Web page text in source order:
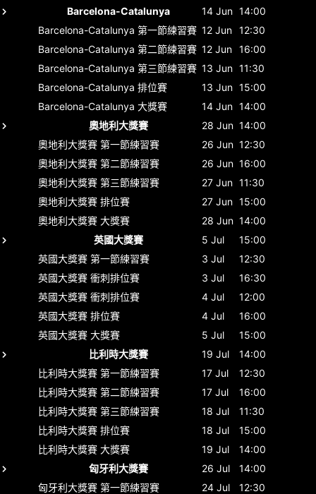
Barcelona-Catalunya
14 Jun 14:00
Barcelona-Catalunya 第一節練習賽 12 Jun 12:30
Barcelona-Catalunya 第二節練習賽 12 Jun 16:00
Barcelona-Catalunya 第三節練習賽 13 Jun 11:30
Barcelona-Catalunya 排位賽 13 Jun 15:00
Barcelona-Catalunya 大獎賽 14 Jun 14:00
奧地利大獎賽
28 Jun 14:00
奧地利大獎賽 第一節練習賽 26 Jun 12:30
奧地利大獎賽 第二節練習賽 26 Jun 16:00
奧地利大獎賽 第三節練習賽 27 Jun 11:30
奧地利大獎賽 排位賽 27 Jun 15:00
奧地利大獎賽 大獎賽 28 Jun 14:00
英國大獎賽
5 Jul
15:00
英國大獎賽 第一節練習賽 3 Jul
12:30
英國大獎賽 衝刺排位賽 3 Jul
16:30
英國大獎賽 衝刺排位賽 4 Jul
12:00
英國大獎賽 排位賽 4 Jul
16:00
英國大獎賽 大獎賽 5 Jul
15:00
比利時大獎賽
19 Jul
14:00
比利時大獎賽 第一節練習賽 17 Jul
12:30
比利時大獎賽 第二節練習賽 17 Jul
16:00
比利時大獎賽 第三節練習賽 18 Jul
11:30
比利時大獎賽 排位賽 18 Jul
15:00
比利時大獎賽 大獎賽 19 Jul
14:00
匈牙利大獎賽
26 Jul
14:00
匈牙利大獎賽 第一節練習賽 24 Jul
12:30